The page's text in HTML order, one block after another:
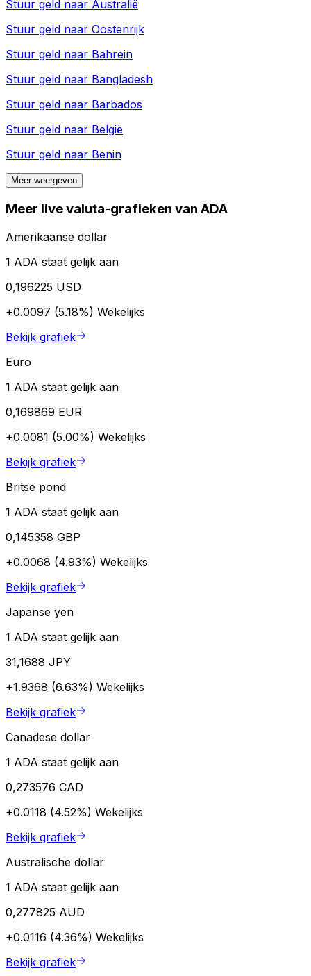
Stuur geld naar Australië
Stuur geld naar Oostenrijk
Stuur geld naar Bahrein
Stuur geld naar Bangladesh
Stuur geld naar Barbados
Stuur geld naar België
Stuur geld naar Benin
Meer weergeven
Meer live valuta-grafieken van ADA
Amerikaanse dollar
1 ADA staat gelijk aan
0,196225 USD
+0.0097 (5.18%) Wekelijks
Bekijk grafiek
Euro
1 ADA staat gelijk aan
0,169869 EUR
+0.0081 (5.00%) Wekelijks
Bekijk grafiek
Britse pond
1 ADA staat gelijk aan
0,145358 GBP
+0.0068 (4.93%) Wekelijks
Bekijk grafiek
Japanse yen
1 ADA staat gelijk aan
31,1688 JPY
+1.9368 (6.63%) Wekelijks
Bekijk grafiek
Canadese dollar
1 ADA staat gelijk aan
0,273576 CAD
+0.0118 (4.52%) Wekelijks
Bekijk grafiek
Australische dollar
1 ADA staat gelijk aan
0,277825 AUD
+0.0116 (4.36%) Wekelijks
Bekijk grafiek